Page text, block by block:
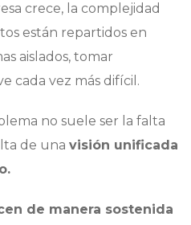
crece, la complejidad
están repartidos en
aislados, tomar
cada vez más difícil.
no suele ser la falta
de una visión unificada
de manera sostenida